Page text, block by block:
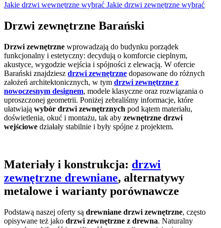
Jakie drzwi wewnętrzne wybrać Jakie drzwi zewnętrzne wybrać
Drzwi zewnętrzne Barański
Drzwi zewnętrzne wprowadzają do budynku porządek
funkcjonalny i estetyczny: decydują o komforcie cieplnym,
akustyce, wygodzie wejścia i spójności z elewacją. W ofercie
Barański znajdziesz drzwi zewnętrzne dopasowane do różnych
założeń architektonicznych, w tym drzwi zewnętrzne z
nowoczesnym designem, modele klasyczne oraz rozwiązania o
uproszczonej geometrii. Poniżej zebraliśmy informacje, które
ułatwiają wybór drzwi zewnętrznych pod kątem materiału,
doświetlenia, okuć i montażu, tak aby zewnętrzne drzwi
wejściowe działały stabilnie i były spójne z projektem.
Materiały i konstrukcja: drzwi
zewnętrzne drewniane, alternatywy
metalowe i warianty porównawcze
Podstawą naszej oferty są drewniane drzwi zewnętrzne, często
opisywane też jako drzwi zewnętrzne z drewna. Naturalny